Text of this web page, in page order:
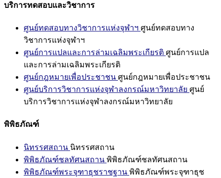
บริการทดสอบและวิชาการ
ศูนย์ทดสอบทางวิชาการแห่งจุฬาฯ ศูนย์ทดสอบทาง
วิชาการแห่งจุฬาฯ
ศูนย์การแปลและการล่ามเฉลิมพระเกียรติ ศูนย์การแปล
และการล่ามเฉลิมพระเกียรติ
ศูนย์กฎหมายเพื่อประชาชน ศูนย์กฎหมายเพื่อประชาชน
ศูนย์บริการวิชาการแห่งจุฬาลงกรณ์มหาวิทยาลัย ศูนย์
บริการวิชาการแห่งจุฬาลงกรณ์มหาวิทยาลัย
พิพิธภัณฑ์
นิทรรศสถาน นิทรรศสถาน
พิพิธภัณฑ์ชลทัศนสถาน พิพิธภัณฑ์ชลทัศนสถาน
พิพิธภัณฑ์พระจุฑาธุชราชฐาน พิพิธภัณฑ์พระจุฑาธุช